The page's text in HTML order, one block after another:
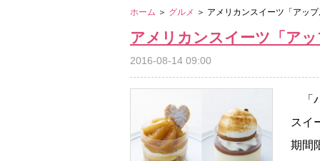
ホーム ＞ グルメ ＞ アメリカンスイーツ「アッ
アメリカンスイーツ「ア
2016-08-14 09:00
「
スイ
期間